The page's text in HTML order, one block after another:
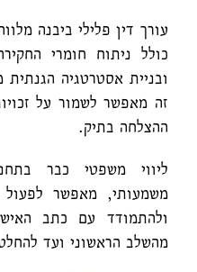
עורך דין פלילי ביבנה
כולל ניתוח חומרי
ובניית אסטרטגיה
זה מאפשר לשמור על
ההצלחה בתיק.
ליווי משפטי כבר
משמעותי, מאפשר לפעול
ולהתמודד עם כתב
מהשלב הראשוני ועד